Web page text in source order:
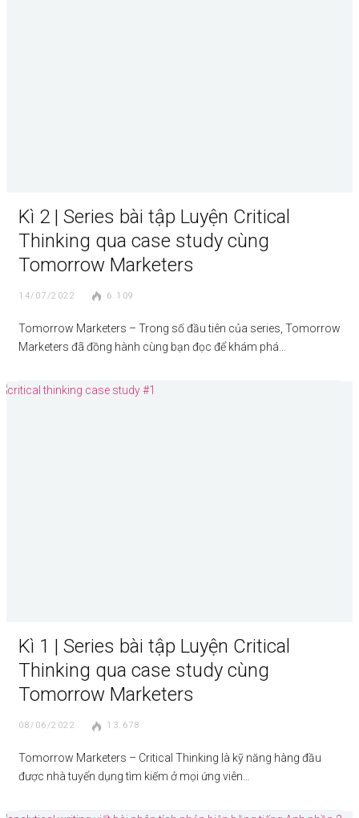
Kì 2 | Series bài tập Luyện Critical
Thinking qua case study cùng
Tomorrow Marketers
14/07/2022 6.109
Tomorrow Marketers – Trong số đầu tiên của series, Tomorrow
Marketers đã đồng hành cùng bạn đọc để khám phá…
Kì 1 | Series bài tập Luyện Critical
Thinking qua case study cùng
Tomorrow Marketers
08/06/2022 13.678
Tomorrow Marketers – Critical Thinking là kỹ năng hàng đầu
được nhà tuyển dụng tìm kiếm ở mọi ứng viên…